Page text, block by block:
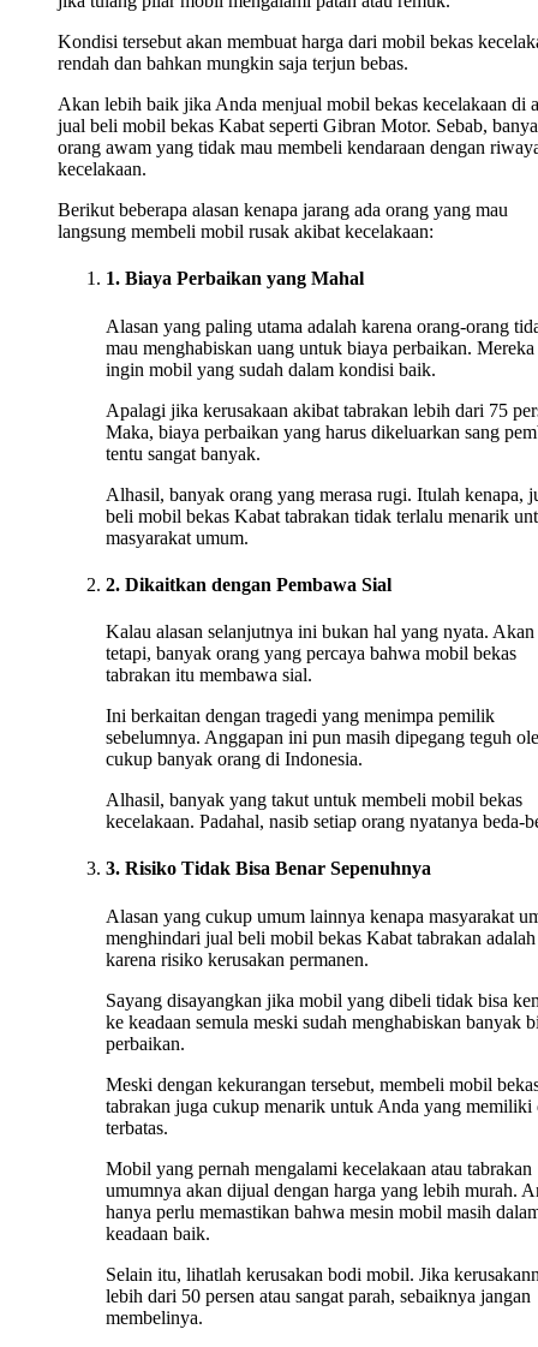
Kondisi tersebut akan membuat harga dari mobil bekas
rendah dan bahkan mungkin saja terjun bebas.
Akan lebih baik jika Anda menjual mobil bekas kecelakaan di
jual beli mobil bekas Kabat seperti Gibran Motor. Sebab,
orang awam yang tidak mau membeli kendaraan dengan
kecelakaan.
Berikut beberapa alasan kenapa jarang ada orang yang mau
langsung membeli mobil rusak akibat kecelakaan:
1. Biaya Perbaikan yang Mahal
Alasan yang paling utama adalah karena orang-orang
mau menghabiskan uang untuk biaya perbaikan. Mereka
ingin mobil yang sudah dalam kondisi baik.
Apalagi jika kerusakaan akibat tabrakan lebih dari 75
Maka, biaya perbaikan yang harus dikeluarkan sang
tentu sangat banyak.
Alhasil, banyak orang yang merasa rugi. Itulah kenapa,
beli mobil bekas Kabat tabrakan tidak terlalu menarik
masyarakat umum.
2. Dikaitkan dengan Pembawa Sial
Kalau alasan selanjutnya ini bukan hal yang nyata. Akan
tetapi, banyak orang yang percaya bahwa mobil bekas
tabrakan itu membawa sial.
Ini berkaitan dengan tragedi yang menimpa pemilik
sebelumnya. Anggapan ini pun masih dipegang teguh
cukup banyak orang di Indonesia.
Alhasil, banyak yang takut untuk membeli mobil bekas
kecelakaan. Padahal, nasib setiap orang nyatanya beda-
3. Risiko Tidak Bisa Benar Sepenuhnya
Alasan yang cukup umum lainnya kenapa masyarakat
menghindari jual beli mobil bekas Kabat tabrakan adalah
karena risiko kerusakan permanen.
Sayang disayangkan jika mobil yang dibeli tidak bisa
ke keadaan semula meski sudah menghabiskan banyak
perbaikan.
Meski dengan kekurangan tersebut, membeli mobil
tabrakan juga cukup menarik untuk Anda yang memiliki
terbatas.
Mobil yang pernah mengalami kecelakaan atau tabrakan
umumnya akan dijual dengan harga yang lebih murah.
hanya perlu memastikan bahwa mesin mobil masih
keadaan baik.
Selain itu, lihatlah kerusakan bodi mobil. Jika
lebih dari 50 persen atau sangat parah, sebaiknya jangan
membelinya.